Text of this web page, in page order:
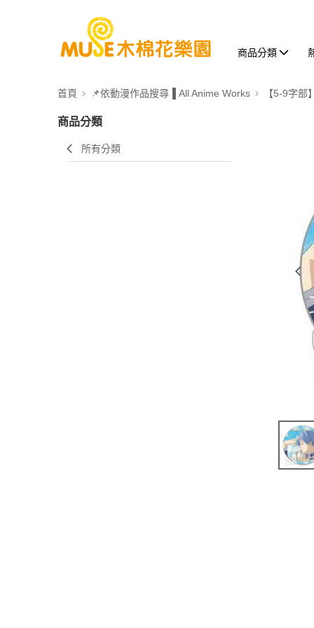
商品分類
首頁 📌依動漫作品搜尋▐ All Anime Works 【5-9字部
商品分類
所有分類